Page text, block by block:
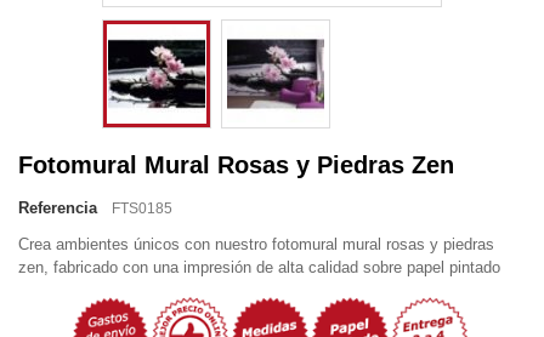
Fotomural Mural Rosas y Piedras Zen
Referencia FTS0185
Crea ambientes únicos con nuestro fotomural mural rosas y piedras
zen, fabricado con una impresión de alta calidad sobre papel pintado